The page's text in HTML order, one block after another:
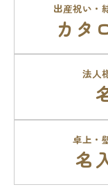
出産祝い・
カタ
法人
卓上・
名